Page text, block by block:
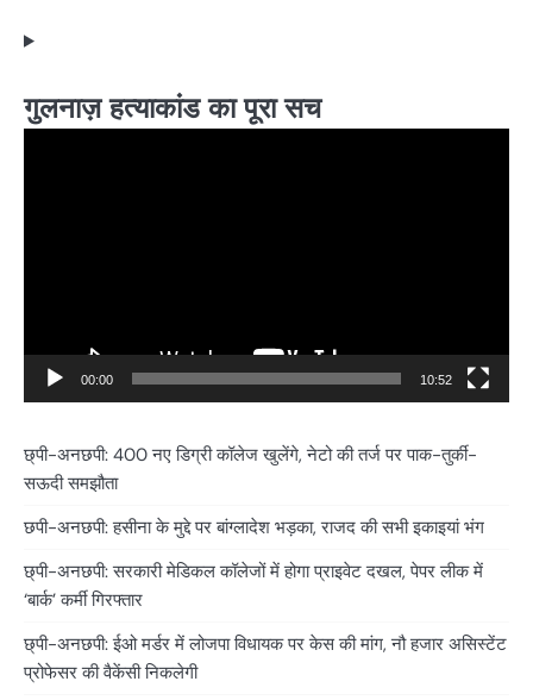
गुलनाज़ हत्याकांड का पूरा सच
00:00 10:52
छ्पी-अनछपी: 400 नए डिग्री कॉलेज खुलेंगे, नेटो की तर्ज पर पाक-तुर्की-
सऊदी समझौता
छपी-अनछपी: हसीना के मुद्दे पर बांग्लादेश भड़का, राजद की सभी इकाइयां भंग
छ्पी-अनछपी: सरकारी मेडिकल कॉलेजों में होगा प्राइवेट दखल, पेपर लीक में
‘बार्क’ कर्मी गिरफ्तार
छ्पी-अनछपी: ईओ मर्डर में लोजपा विधायक पर केस की मांग, नौ हजार असिस्टेंट
प्रोफेसर की वैकेंसी निकलेगी